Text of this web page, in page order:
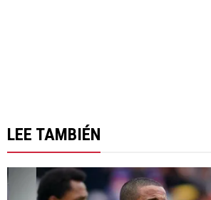
LEE TAMBIÉN